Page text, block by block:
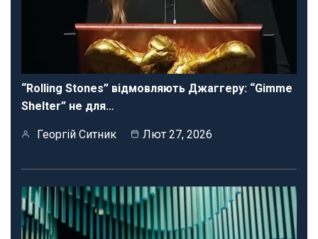
“Rolling Stones” відмовляють Джаггеру: “Gimme
Shelter” не для…
Георгій Ситник Лют 27, 2026